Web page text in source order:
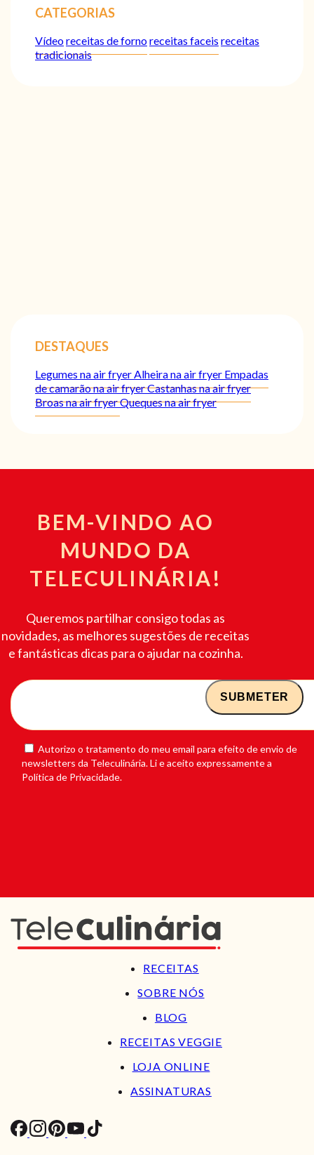
CATEGORIAS
Vídeoreceitas de fornoreceitas faceis receitas
tradicionais
DESTAQUES
Legumes na air fryerAlheira na air fryer Empadas
de camarão na air fryerCastanhas na air fryer
Broas na air fryerQueques na air fryer
BEM-VINDO AO
MUNDO DA
TELECULINÁRIA!
Queremos partilhar consigo todas as
novidades, as melhores sugestões de receitas
e fantásticas dicas para o ajudar na cozinha.
Autorizo o tratamento do meu email para efeito de envio de
newsletters da Teleculinária. Li e aceito expressamente a
Política de Privacidade.
RECEITAS
SOBRE NÓS
BLOG
RECEITAS VEGGIE
LOJA ONLINE
ASSINATURAS